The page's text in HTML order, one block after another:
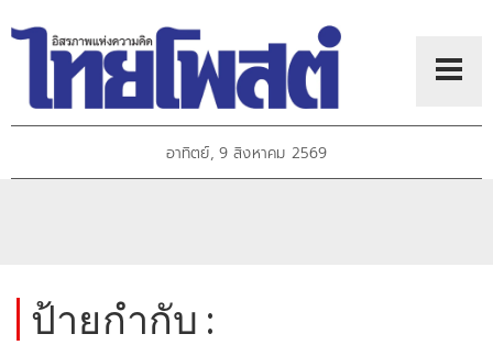
อาทิตย์, 9 สิงหาคม 2569
ป้ายกำกับ :